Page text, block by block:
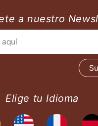
a nuestro
Elige tu Idioma